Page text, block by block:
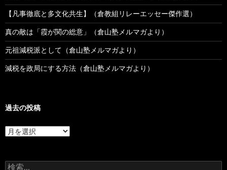
【凡事徹底と多文化共生】（倉教組リレーエッセー傑作選）
真の敵は「霞が関の総意」（倉山塾メルマガより）
元祖減税派として（倉山塾メルマガより）
減税を政局にする方法（倉山塾メルマガより）
過去の投稿
過
去
稿
検